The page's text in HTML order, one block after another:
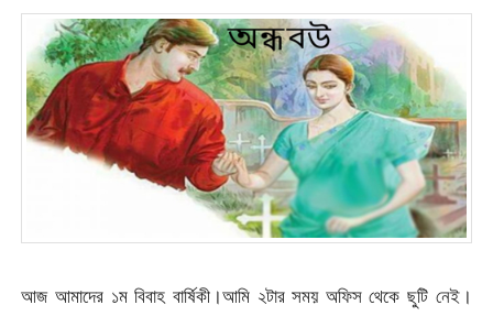
আজ আমাদের ১ম বিবাহ বার্ষিকী।আমি ২টার সময় অফিস থেকে ছুটি নেই।